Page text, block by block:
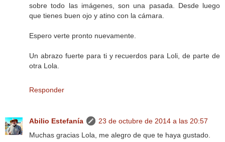
sobre todo las imágenes, son una pasada. Desde luego
que tienes buen ojo y atino con la cámara.
Espero verte pronto nuevamente.
Un abrazo fuerte para ti y recuerdos para Loli, de parte de
otra Lola.
Responder
Abilio Estefanía
23 de octubre de 2014 a las 20:57
Muchas gracias Lola, me alegro de que te haya gustado.